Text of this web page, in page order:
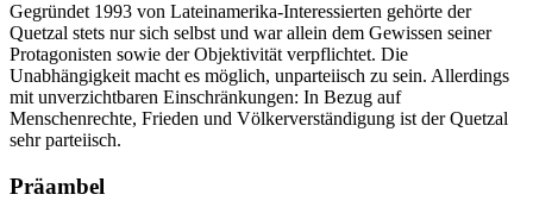
Gegründet 1993 von Lateinamerika-Interessierten gehörte der
Quetzal stets nur sich selbst und war allein dem Gewissen seiner
Protagonisten sowie der Objektivität verpflichtet. Die
Unabhängigkeit macht es möglich, unparteiisch zu sein. Allerdings
mit unverzichtbaren Einschränkungen: In Bezug auf
Menschenrechte, Frieden und Völkerverständigung ist der Quetzal
sehr parteiisch.
Präambel